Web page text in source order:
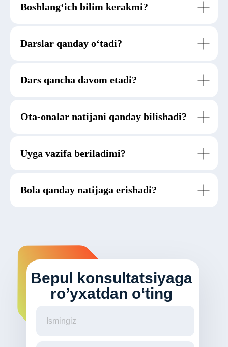
Boshlang‘ich bilim kerakmi?
Darslar qanday o‘tadi?
Dars qancha davom etadi?
Ota-onalar natijani qanday bilishadi?
Uyga vazifa beriladimi?
Bola qanday natijaga erishadi?
Bepul konsultatsiyaga
ro’yxatdan o‘ting